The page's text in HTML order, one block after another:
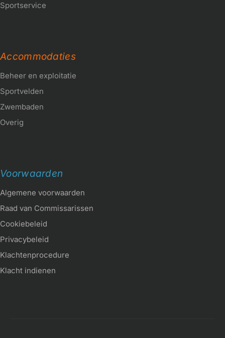
Sportservice
Accommodaties
Beheer en exploitatie
Sportvelden
Zwembaden
Overig
Voorwaarden
Algemene voorwaarden
Raad van Commissarissen
Cookiebeleid
Privacybeleid
Klachtenprocedure
Klacht indienen